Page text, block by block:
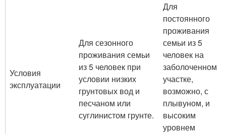
Условия
эксплуатации
Для сезонного
проживания семьи
из 5 человек при
условии низких
грунтовых вод и
песчаном или
суглинистом грунте.
Для
постоянного
проживания
семьи из 5
человек на
заболоченном
участке,
возможно, с
плывуном, и
высоким
уровнем